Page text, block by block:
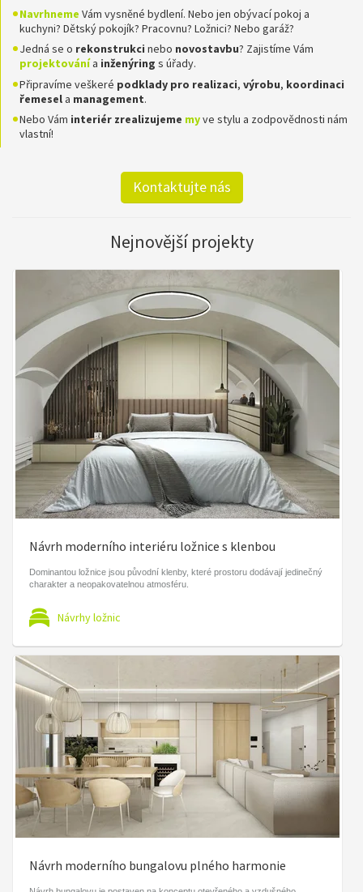
Navrhneme Vám vysněné bydlení. Nebo jen obývací pokoj a
kuchyni? Dětský pokojík? Pracovnu? Ložnici? Nebo garáž?
Jedná se o rekonstrukci nebo novostavbu? Zajistíme Vám
projektovánía inženýring s úřady.
Připravíme veškeré podklady pro realizaci, výrobu, koordinaci
řemesela management.
Nebo Vám interiér zrealizujeme myve stylu a zodpovědnosti nám
vlastní!
Kontaktujte nás
Nejnovější projekty
Návrh moderního interiéru ložnice s klenbou
Dominantou ložnice jsou původní klenby, které prostoru dodávají jedinečný
charakter a neopakovatelnou atmosféru.
Návrhy ložnic
Návrh moderního bungalovu plného harmonie